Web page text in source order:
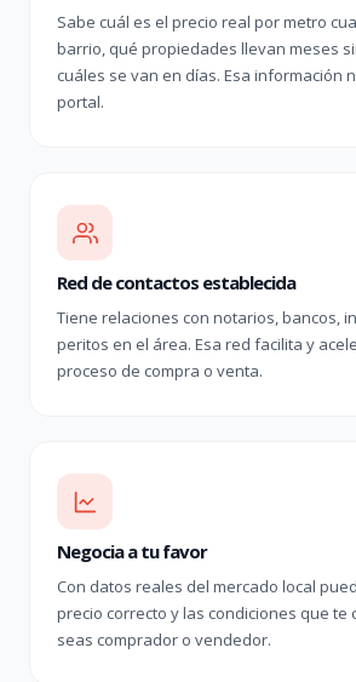
Sabe cuál es el precio real por metro
barrio, qué propiedades llevan meses
cuáles se van en días. Esa información
portal.
Red de contactos establecida
Tiene relaciones con notarios, bancos,
peritos en el área. Esa red facilita y
proceso de compra o venta.
Negocia a tu favor
Con datos reales del mercado local
precio correcto y las condiciones que te
seas comprador o vendedor.